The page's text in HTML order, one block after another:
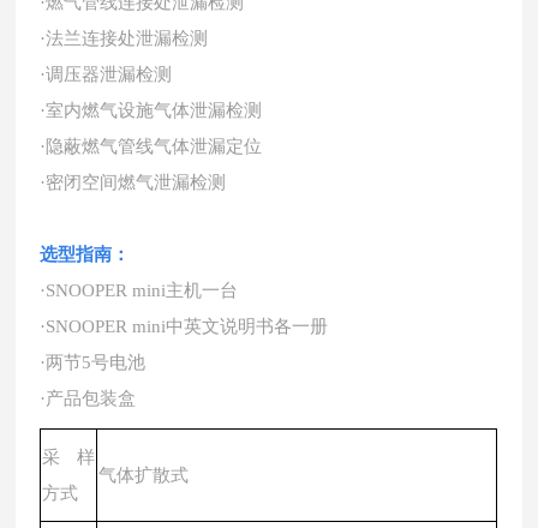
·法兰连接处泄漏检测
·调压器泄漏检测
·室内燃气设施气体泄漏检测
·隐蔽燃气管线气体泄漏定位
·密闭空间燃气泄漏检测
选型指南 ：
·SNOOPER mini主机一台
·SNOOPER mini中英文说明书各一册
·两节5号电池
·产品包装盒
采样
方式
气体扩散式